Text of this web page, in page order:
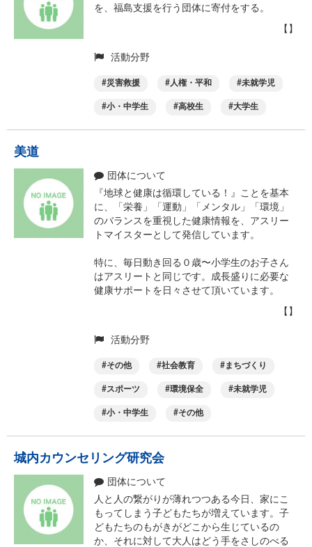
を、福島支援を行う団体に寄付をする。
【】
活動分野
災害救援 人権・平和 未就学児
小・中学生 高校生 大学生
美道
団体について
『地球と健康は循環している！』ことを基本
に、「栄養」「運動」「メンタル」「環境」
のバランスを重視した健康情報を、アスリー
トマイスターとして発信しています。
特に、毎日動き回る０歳〜小学生のお子さん
はアスリートと同じです。成長盛りに必要な
健康サポートを日々させて頂いています。
【】
活動分野
その他 社会教育 まちづくり
スポーツ 環境保全 未就学児
小・中学生 その他
城内カウンセリング研究会
団体について
人と人の繋がりが薄れつつある今日、家にこ
もってしまう子どもたちが増えています。子
どもたちのもがきがどこから生じているの
か、それに対して大人はどう手をさしのべる